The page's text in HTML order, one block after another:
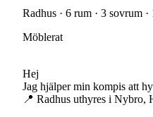
Radhus · 6 rum · 3 sovrum ·
Möblerat
Hej
Jag hjälper min kompis att
📍 Radhus uthyres i Nybro,